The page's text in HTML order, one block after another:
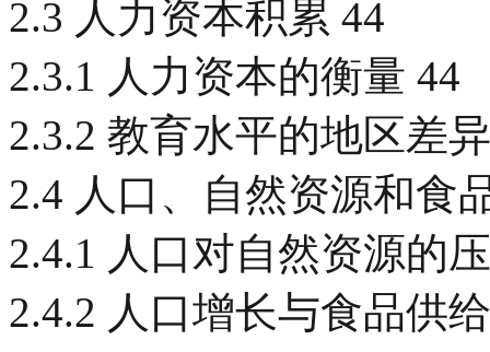
2.3 人力资本积累 44
2.3.1 人力资本的衡量 44
2.3.2 教育水平的地区差
2.4 人口、自然资源和食
2.4.1 人口对自然资源的
2.4.2 人口增长与食品供